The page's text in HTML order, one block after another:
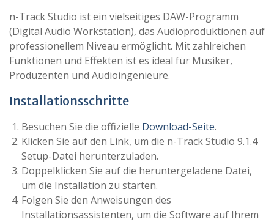
n-Track Studio ist ein vielseitiges DAW-Programm
(Digital Audio Workstation), das Audioproduktionen auf
professionellem Niveau ermöglicht. Mit zahlreichen
Funktionen und Effekten ist es ideal für Musiker,
Produzenten und Audioingenieure.
Installationsschritte
Besuchen Sie die offizielle Download-Seite.
Klicken Sie auf den Link, um die n-Track Studio 9.1.4
Setup-Datei herunterzuladen.
Doppelklicken Sie auf die heruntergeladene Datei,
um die Installation zu starten.
Folgen Sie den Anweisungen des
Installationsassistenten, um die Software auf Ihrem